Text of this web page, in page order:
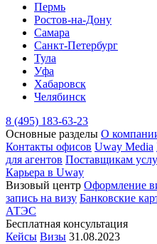
Пермь
Ростов-на-Дону
Самара
Санкт-Петербург
Тула
Уфа
Хабаровск
Челябинск
8 (495) 183-63-23
Основные разделы О
Контакты офисов Uway Media
для агентов Поставщикам
Карьера в Uway
Визовый центр Оформление
запись на визу Банковские
АТЭС
Бесплатная консультация
Кейсы Визы 31.08.2023